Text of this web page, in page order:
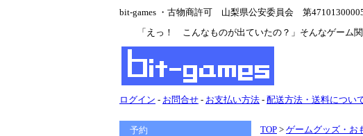
bit-games ・古物商許可 山梨県公安委員会 第
「えっ！ こんなものが出ていたの？」そんなゲーム関
ログイン - お問合せ - お支払い方法 - 配送方法・送料につい
TOP > ゲームグッズ・お
予約